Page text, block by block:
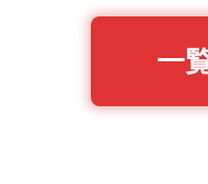
一